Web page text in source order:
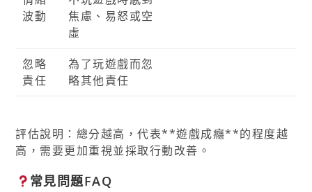
波動
焦慮、易怒或空
虛
忽略
責任
為了玩遊戲而忽
略其他責任
評估說明：總分越高，代表**遊戲成癮**的程度越
高，需要更加重視並採取行動改善。
常見問題FAQ